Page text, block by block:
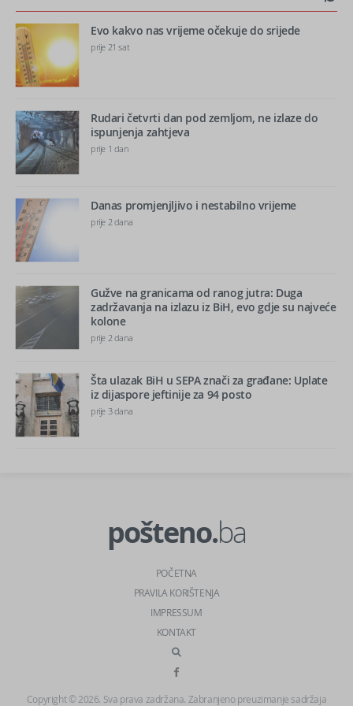
Evo kakvo nas vrijeme očekuje do srijede
prije 21 sat
Rudari četvrti dan pod zemljom, ne izlaze do
ispunjenja zahtjeva
prije 1 dan
Danas promjenjljivo i nestabilno vrijeme
prije 2 dana
Gužve na granicama od ranog jutra: Duga
zadržavanja na izlazu iz BiH, evo gdje su najveće
kolone
prije 2 dana
Šta ulazak BiH u SEPA znači za građane: Uplate
iz dijaspore jeftinije za 94 posto
prije 3 dana
pošteno.ba
POČETNA
PRAVILA KORIŠTENJA
IMPRESSUM
KONTAKT
Copyright © 2026. Sva prava zadržana. Zabranjeno preuzimanje sadržaja